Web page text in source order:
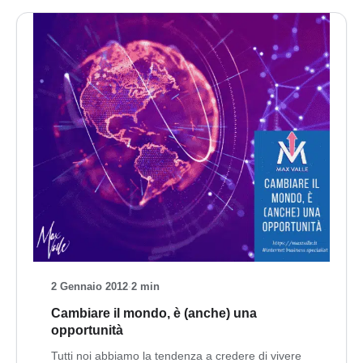
2 Gennaio 2012·2 min
Cambiare il mondo, è (anche) una
opportunità
Tutti noi abbiamo la tendenza a credere di vivere